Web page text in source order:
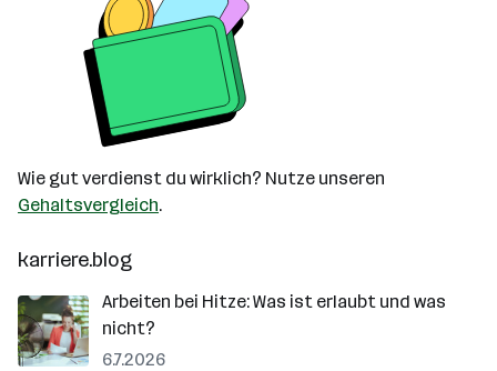
Wie gut verdienst du wirklich? Nutze unseren
Gehaltsvergleich.
karriere.blog
Arbeiten bei Hitze: Was ist erlaubt und was
nicht?
6.7.2026